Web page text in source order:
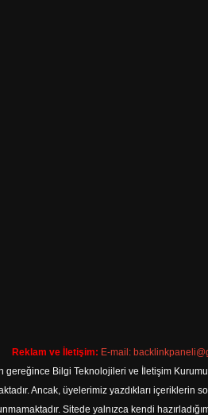
Reklam ve İletişim: E-mail:
gereğince Bilgi Teknolojileri ve İletişim
Ancak, üyelerimiz yazdıkları
Sitede yalnızca kendi